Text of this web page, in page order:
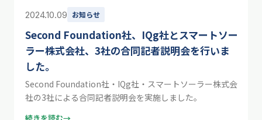
2024.10.09 お知らせ
Second Foundation社、IQg社とスマートソー
ラー株式会社、3社の合同記者説明会を行いま
した。
Second Foundation社・IQg社・スマートソーラー株式会
社の3社による合同記者説明会を実施しました。